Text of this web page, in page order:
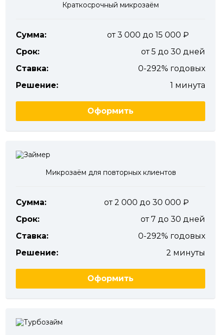
Краткосрочный микрозаём
Сумма:
от 3 000 до 15 000
Срок:
от 5 до 30 дней
Ставка:
0-292% годовых
Решение:
1 минута
Оформить
Микрозаём для повторных клиентов
Сумма:
от 2 000 до 30 000
Срок:
от 7 до 30 дней
Ставка:
0-292% годовых
Решение:
2 минуты
Оформить